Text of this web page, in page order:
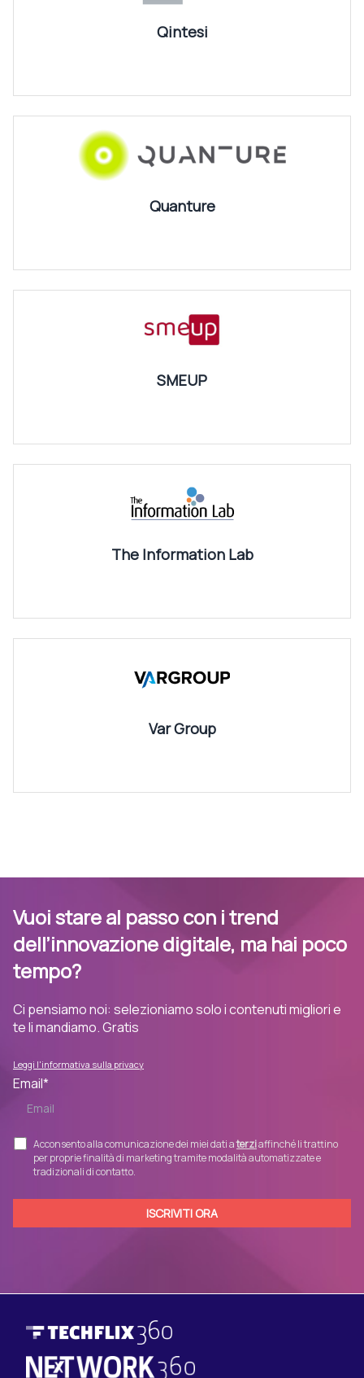
Qintesi
Quanture
SMEUP
The Information Lab
Var Group
Vuoi stare al passo con i trend
dell’innovazione digitale, ma hai poco
tempo?
Ci pensiamo noi: selezioniamo solo i contenuti migliori e
te li mandiamo. Gratis
Leggi l'informativa sulla privacy
Email*
Acconsento alla comunicazione dei miei dati aterziaffinché li trattino
per proprie finalità di marketing tramite modalità automatizzate e
tradizionali di contatto.